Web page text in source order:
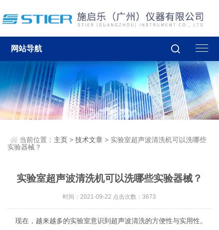
网站导航
当前位置： 主页 >技术文章 > 实验室超声波清洗机可以洗哪些
实验器械？
实验室超声波清洗机可以洗哪些实验器械？
时间：2021-09-22 点击次数：3673
现在，越来越多的实验室意识到超声波清洗的方便性与实用性。